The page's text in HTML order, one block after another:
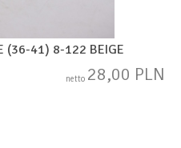
(36-41) 8-122 BEIGE
netto 28,00 PLN